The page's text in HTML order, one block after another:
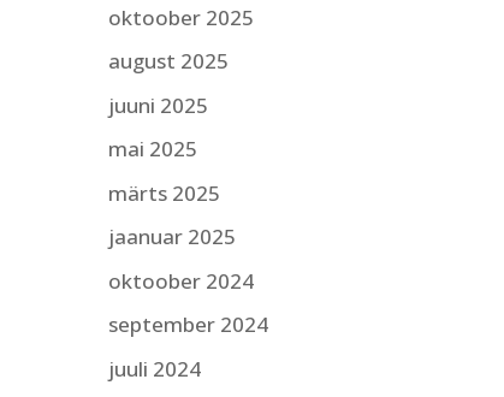
oktoober 2025
august 2025
juuni 2025
mai 2025
märts 2025
jaanuar 2025
oktoober 2024
september 2024
juuli 2024